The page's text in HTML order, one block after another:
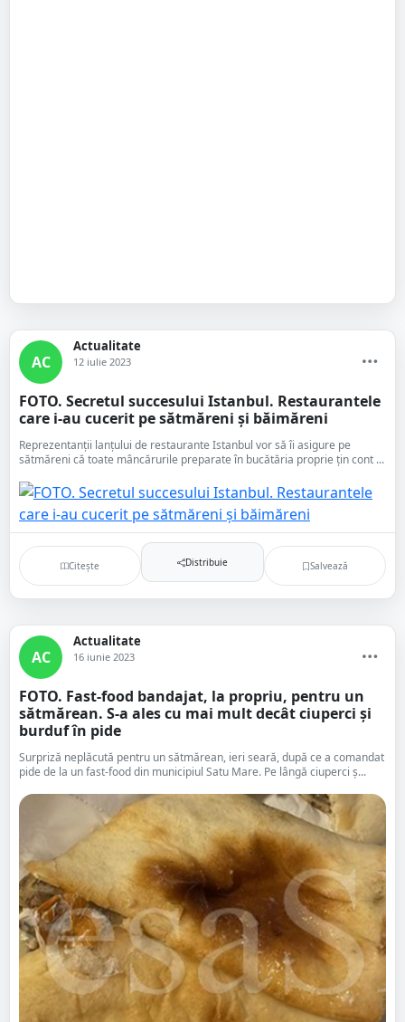
AC
Actualitate
12 iulie 2023
FOTO. Secretul succesului Istanbul. Restaurantele
care i-au cucerit pe sătmăreni și băimăreni
Reprezentanții lanțului de restaurante Istanbul vor să îi asigure pe
sătmăreni că toate mâncărurile preparate în bucătăria proprie țin cont ...
Citește Distribuie Salvează
AC
Actualitate
16 iunie 2023
FOTO. Fast-food bandajat, la propriu, pentru un
sătmărean. S-a ales cu mai mult decât ciuperci și
burduf în pide
Surpriză neplăcută pentru un sătmărean, ieri seară, după ce a comandat
pide de la un fast-food din municipiul Satu Mare. Pe lângă ciuperci ș...